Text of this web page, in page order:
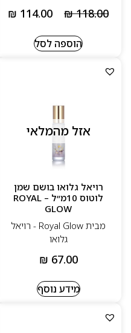
₪118.00
₪ 114.00
הוספה לסל
אזל מהמלאי
רויאל גלואו בושם שמן
לוטוס 10מ״ל – ROYAL
GLOW
מבית Royal Glow - רויאל
גלואו
₪ 67.00
מידע נוסף